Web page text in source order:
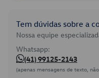
Tem dúvidas sobre a
Nossa equipe
Whatsapp:
(41) 99125-2143
(apenas mensagens de texto,